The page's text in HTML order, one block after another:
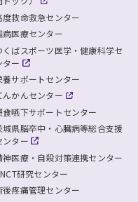
度救命救急センター
病医療センター
くばスポーツ医学・健康科学セ
ター
養サポートセンター
んかんセンター
食嚥下サポートセンター
城県脳卒中・心臓病等総合支援
ンター
神医療・自殺対策連携センター
研究センター
後疼痛管理センター